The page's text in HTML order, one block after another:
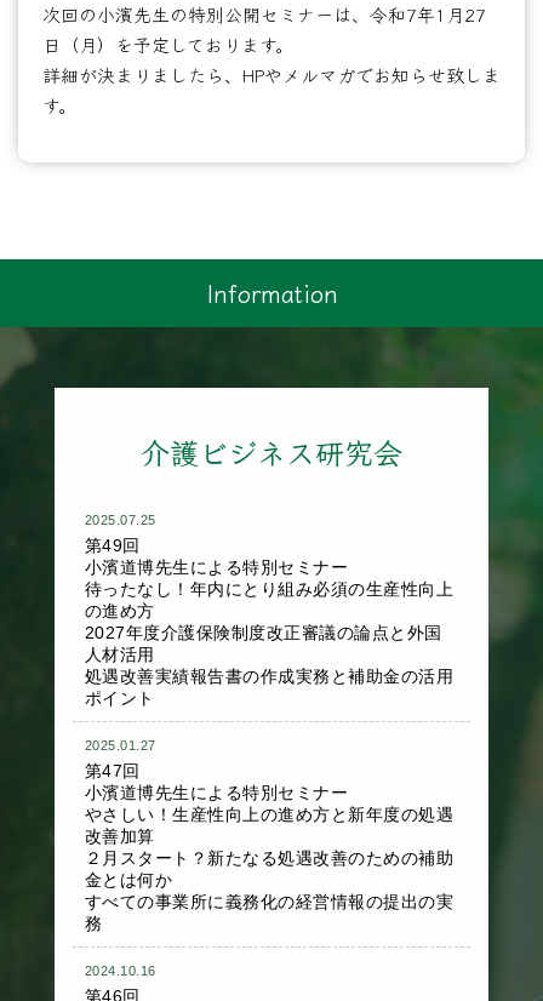
次回の小濱先生の特別公開セミナーは、令和7年1月27
日（月）を予定しております。
詳細が決まりましたら、HPやメルマガでお知らせ致しま
す。
Information
介護ビジネス研究会
2025.07.25
第49回
小濱道博先生による特別セミナー
待ったなし！年内にとり組み必須の生産性向上
の進め方
2027年度介護保険制度改正審議の論点と外国
人材活用
処遇改善実績報告書の作成実務と補助金の活用
ポイント
2025.01.27
第47回
小濱道博先生による特別セミナー
やさしい！生産性向上の進め方と新年度の処遇
改善加算
２月スタート？新たなる処遇改善のための補助
金とは何か
すべての事業所に義務化の経営情報の提出の実
務
2024.10.16
第46回